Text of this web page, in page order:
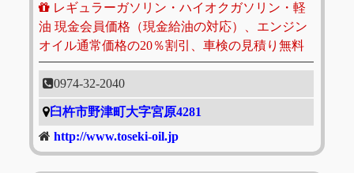
レギュラーガソリン・ハイオクガソリン・軽
油 現金会員価格（現金給油の対応）、エンジン
オイル通常価格の20％割引、車検の見積り無料
0974-32-2040
臼杵市野津町大字宮原4281
http://www.toseki-oil.jp